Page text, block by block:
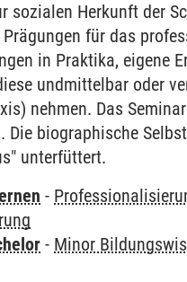
sozialen Herkunft der
für das
in Praktika, eigene
undmittelbar oder
nehmen. Das
Die biographische
unterfüttert.
-
- Minor